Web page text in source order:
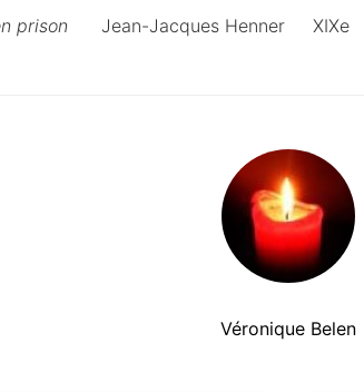
prison Jean-Jacques Henner XIXe
Véronique Belen